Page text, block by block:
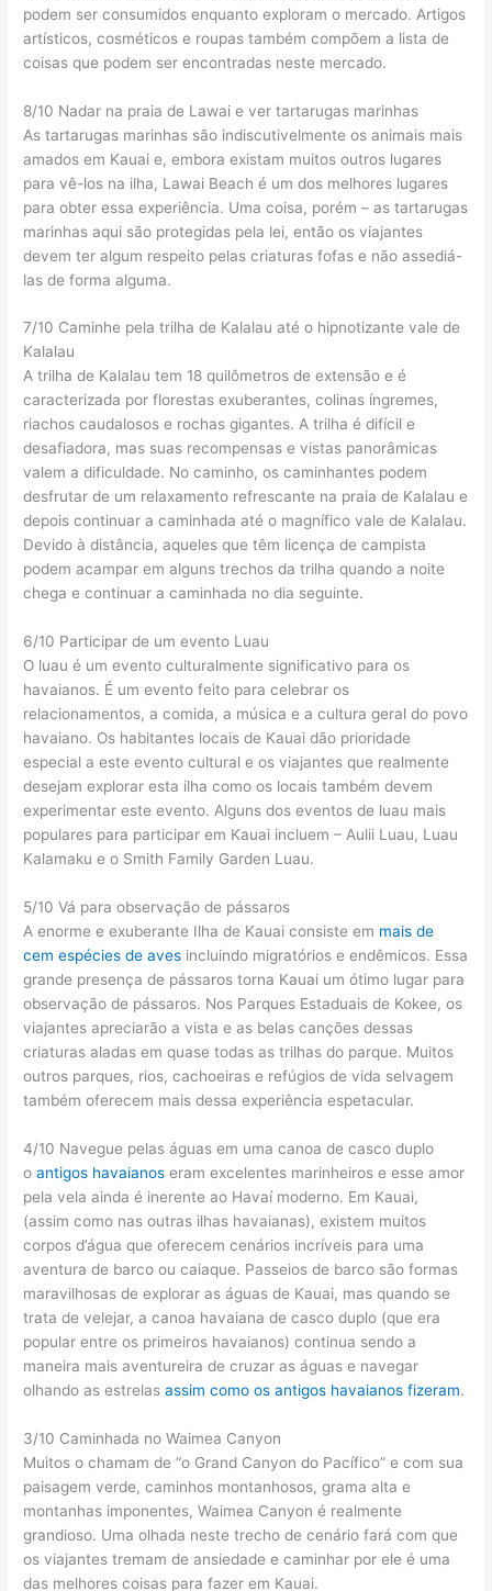
podem ser consumidos enquanto exploram o mercado. Artigos
artísticos, cosméticos e roupas também compõem a lista de
coisas que podem ser encontradas neste mercado.
8/10 Nadar na praia de Lawai e ver tartarugas marinhas
As tartarugas marinhas são indiscutivelmente os animais mais
amados em Kauai e, embora existam muitos outros lugares
para vê-los na ilha, Lawai Beach é um dos melhores lugares
para obter essa experiência. Uma coisa, porém – as tartarugas
marinhas aqui são protegidas pela lei, então os viajantes
devem ter algum respeito pelas criaturas fofas e não assediá-
las de forma alguma.
7/10 Caminhe pela trilha de Kalalau até o hipnotizante vale de
Kalalau
A trilha de Kalalau tem 18 quilômetros de extensão e é
caracterizada por florestas exuberantes, colinas íngremes,
riachos caudalosos e rochas gigantes. A trilha é difícil e
desafiadora, mas suas recompensas e vistas panorâmicas
valem a dificuldade. No caminho, os caminhantes podem
desfrutar de um relaxamento refrescante na praia de Kalalau e
depois continuar a caminhada até o magnífico vale de Kalalau.
Devido à distância, aqueles que têm licença de campista
podem acampar em alguns trechos da trilha quando a noite
chega e continuar a caminhada no dia seguinte.
6/10 Participar de um evento Luau
O luau é um evento culturalmente significativo para os
havaianos. É um evento feito para celebrar os
relacionamentos, a comida, a música e a cultura geral do povo
havaiano. Os habitantes locais de Kauai dão prioridade
especial a este evento cultural e os viajantes que realmente
desejam explorar esta ilha como os locais também devem
experimentar este evento. Alguns dos eventos de luau mais
populares para participar em Kauai incluem – Aulii Luau, Luau
Kalamaku e o Smith Family Garden Luau.
5/10 Vá para observação de pássaros
A enorme e exuberante Ilha de Kauai consiste em mais de
cem espécies de aves incluindo migratórios e endêmicos. Essa
grande presença de pássaros torna Kauai um ótimo lugar para
observação de pássaros. Nos Parques Estaduais de Kokee, os
viajantes apreciarão a vista e as belas canções dessas
criaturas aladas em quase todas as trilhas do parque. Muitos
outros parques, rios, cachoeiras e refúgios de vida selvagem
também oferecem mais dessa experiência espetacular.
4/10 Navegue pelas águas em uma canoa de casco duplo
oantigos havaianos eram excelentes marinheiros e esse amor
pela vela ainda é inerente ao Havaí moderno. Em Kauai,
(assim como nas outras ilhas havaianas), existem muitos
corpos d’água que oferecem cenários incríveis para uma
aventura de barco ou caiaque. Passeios de barco são formas
maravilhosas de explorar as águas de Kauai, mas quando se
trata de velejar, a canoa havaiana de casco duplo (que era
popular entre os primeiros havaianos) continua sendo a
maneira mais aventureira de cruzar as águas e navegar
olhando as estrelasassim como os antigos havaianos fizeram.
3/10 Caminhada no Waimea Canyon
Muitos o chamam de “o Grand Canyon do Pacífico” e com sua
paisagem verde, caminhos montanhosos, grama alta e
montanhas imponentes, Waimea Canyon é realmente
grandioso. Uma olhada neste trecho de cenário fará com que
os viajantes tremam de ansiedade e caminhar por ele é uma
das melhores coisas para fazer em Kauai.